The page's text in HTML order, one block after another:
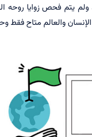
ولم يتم فحص زوايا روحه
والعالم متاح فقط